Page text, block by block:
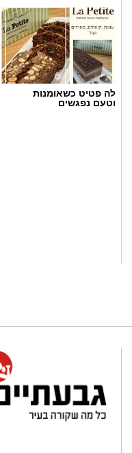
לה פטיט כשאומנות
וטעם נפגשים